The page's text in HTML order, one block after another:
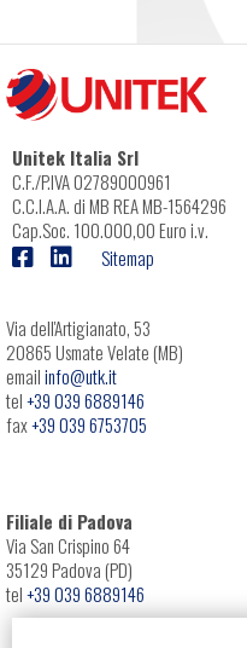
Unitek Italia Srl
C.F./P.IVA 02789000961
C.C.I.A.A. di MB REA MB-1564296
Cap.Soc. 100.000,00 Euro i.v.
Sitemap
Via dell'Artigianato, 53
20865 Usmate Velate (MB)
emailinfo@utk.it
tel+39 039 6889146
fax+39 039 6753705
Filiale di Padova
Via San Crispino 64
35129 Padova (PD)
tel+39 039 6889146